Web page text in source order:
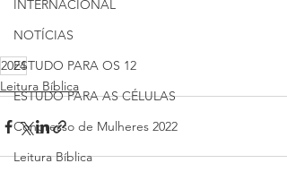
INTERNACIONAL
NOTÍCIAS
ESTUDO PARA OS 12
ESTUDO PARA AS CÉLULAS
Congresso de Mulheres 2022
Leitura Bíblica
2024
Leitura Bíblica